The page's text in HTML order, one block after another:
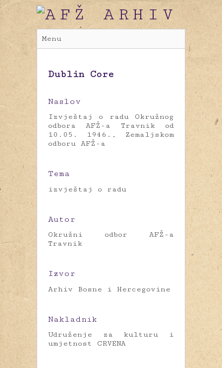
Menu
Dublin Core
Naslov
Izvještaj o radu Okružnog
odbora AFŽ-a Travnik od
10.05. 1946., Zemaljskom
odboru AFŽ-a
Tema
izvještaj o radu
Autor
Okružni odbor AFŽ-a
Travnik
Izvor
Arhiv Bosne i Hercegovine
Nakladnik
Udruženje za kulturu i
umjetnost CRVENA